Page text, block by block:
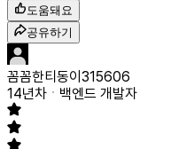
도움돼요
공유하기
꼼꼼한티동이315606
14년차
백엔드 개발자